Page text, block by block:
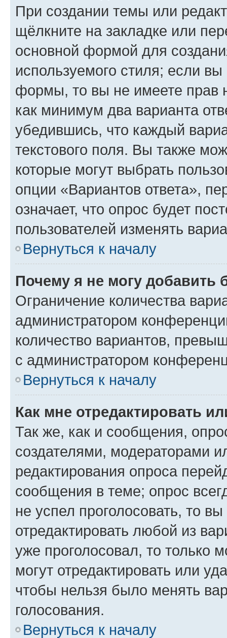
При создании темы или
щёлкните на закладке или
основной формой для
используемого стиля; если
формы, то вы не имеете прав
как минимум два варианта
убедившись, что каждый
текстового поля. Вы также
которые могут выбрать
опции «Вариантов ответа»,
означает, что опрос будет
пользователей изменять
Вернуться к началу
Почему я не могу добавить
Ограничение количества
администратором
количество вариантов,
с администратором
Вернуться к началу
Как мне отредактировать
Так же, как и сообщения,
создателями, модераторами
редактирования опроса
сообщения в теме; опрос
не успел проголосовать, то
отредактировать любой из
уже проголосовал, то только
могут отредактировать или
чтобы нельзя было менять
голосования.
Вернуться к началу